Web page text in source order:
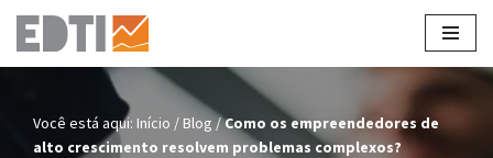
Pular
conteúdo
Você está aqui: Início / Blog /Como os empreendedores de
alto crescimento resolvem problemas complexos?